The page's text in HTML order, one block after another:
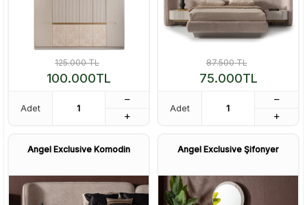
125.000TL
100.000TL
Adet
87.500TL
75.000TL
Adet
Angel Exclusive Komodin Angel Exclusive Şifonyer